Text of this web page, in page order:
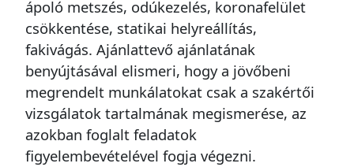
ápoló metszés, odúkezelés, koronafelület
csökkentése, statikai helyreállítás,
fakivágás. Ajánlattevő ajánlatának
benyújtásával elismeri, hogy a jövőbeni
megrendelt munkálatokat csak a szakértői
vizsgálatok tartalmának megismerése, az
azokban foglalt feladatok
figyelembevételével fogja végezni.